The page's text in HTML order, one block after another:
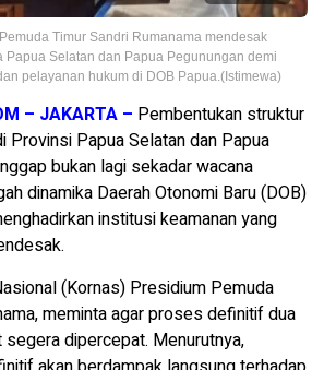
Timur Sandri Rumanama mendesak
Papua Selatan dan Papua Pegunungan demi
pelayanan hukum di DOB Papua.(Istimewa)
– JAKARTA – Pembentukan struktur
Papua Selatan dan Papua
bukan lagi sekadar wacana
dinamika Daerah Otonomi Baru (DOB)
institusi keamanan yang
(Kornas) Presidium Pemuda
meminta agar proses definitif dua
dipercepat. Menurutnya,